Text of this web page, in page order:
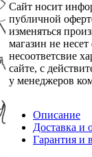
Сайт носит
публичной
изменяться
магазин не несет
несоответсвие
сайте, с
у менеджеров
Описание
Доставка и
Гарантия и